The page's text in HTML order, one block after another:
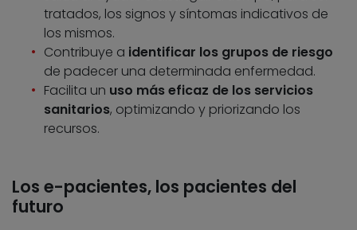
tratados, los signos y síntomas indicativos de
los mismos.
Contribuye a identificar los grupos de riesgo
de padecer una determinada enfermedad.
Facilita un uso más eficaz de los servicios
sanitarios, optimizando y priorizando los
recursos.
Los e-pacientes, los pacientes del
futuro